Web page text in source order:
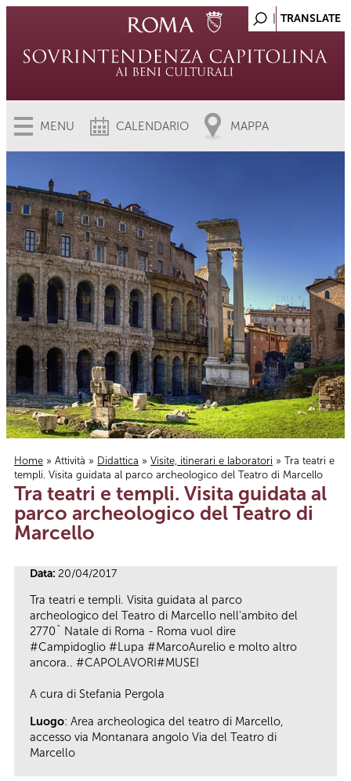
MENU CALENDARIO MAPPA
Tu sei qui
Home » Attività » Didattica » Visite, itinerari e laboratori » Tra teatri e
templi. Visita guidata al parco archeologico del Teatro di Marcello
Tra teatri e templi. Visita guidata al
parco archeologico del Teatro di
Marcello
Data: 20/04/2017
Tra teatri e templi. Visita guidata al parco
archeologico del Teatro di Marcello nell'ambito del
2770˚ Natale di Roma - Roma vuol dire
#Campidoglio #Lupa #MarcoAurelio e molto altro
ancora.. #CAPOLAVORI#MUSEI
A cura di Stefania Pergola
Luogo: Area archeologica del teatro di Marcello,
accesso via Montanara angolo Via del Teatro di
Marcello